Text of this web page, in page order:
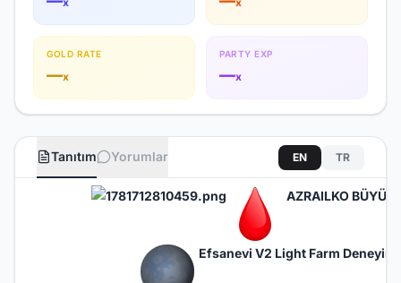
GOLD RATE
—x
PARTY EXP
—x
Tanıtım Yorumlar EN TR
AZRAILKO BÜYÜK
Efsanevi V2 Light Farm